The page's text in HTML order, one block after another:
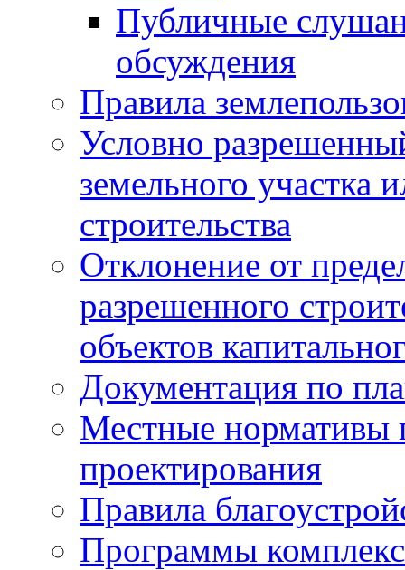
Публичные
обсуждения
Правила
Условно
земельного участка
строительства
Отклонение от
разрешенного
объектов
Документация по
Местные нормативы
проектирования
Правила
Программы